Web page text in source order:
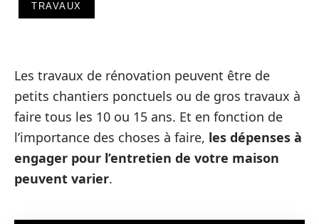
TRAVAUX
Les travaux de rénovation peuvent être de
petits chantiers ponctuels ou de gros travaux à
faire tous les 10 ou 15 ans. Et en fonction de
l’importance des choses à faire, les dépenses à
engager pour l’entretien de votre maison
peuvent varier.